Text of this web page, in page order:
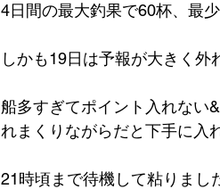
4日間の最大釣果で60杯、最少
しかも19日は予報が大きく外
船多すぎてポイント入れない
れまくりながらだと下手に入
21時頃まで待機して粘りまし